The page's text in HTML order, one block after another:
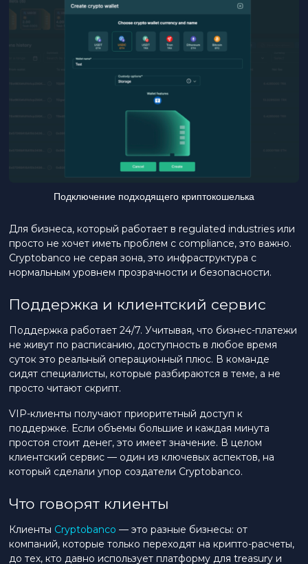
Подключение подходящего криптокошелька
Для бизнеса, который работает в regulated industries или
просто не хочет иметь проблем с compliance, это важно.
Cryptobanco не серая зона, это инфраструктура с
нормальным уровнем прозрачности и безопасности.
Поддержка и клиентский сервис
Поддержка работает 24/7. Учитывая, что бизнес-платежи
не живут по расписанию, доступность в любое время
суток это реальный операционный плюс. В команде
сидят специалисты, которые разбираются в теме, а не
просто читают скрипт.
VIP-клиенты получают приоритетный доступ к
поддержке. Если объемы большие и каждая минута
простоя стоит денег, это имеет значение. В целом
клиентский сервис — один из ключевых аспектов, на
который сделали упор создатели Cryptobanco.
Что говорят клиенты
Клиенты Cryptobanco — это разные бизнесы: от
компаний, которые только переходят на крипто-расчеты,
до тех, кто давно использует платформу для treasury и